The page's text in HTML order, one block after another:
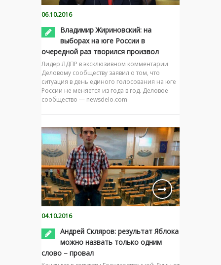
06.10.2016
Владимир Жириновский: на
выборах на юге России в
очередной раз творился произвол
Лидер ЛДПР в эксклюзивном комментарии
Деловому сообществу заявил о том, что
ситуация в день единого голосования на юге
России не меняется из года в год. Деловое
сообщество — newsdelo.com
04.10.2016
Андрей Скляров: результат Яблока
можно назвать только одним
слово – провал